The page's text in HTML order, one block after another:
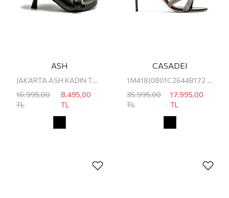
ASH
JAKARTA ASH KADIN TOPUKLU TERLİK
16.995,00
TL
8.495,00
TL
CASADEI
1M418J0801C2644B172 CASADEI KADIN TERLİK
35.995,00
TL
17.995,00
TL